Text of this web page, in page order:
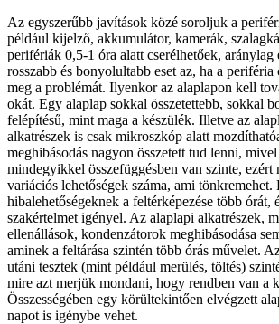
Az egyszerűbb javítások közé soroljuk a
például kijelző, akkumulátor, kamerák,
perifériák 0,5-1 óra alatt cserélhetőek, aránylag
rosszabb és bonyolultabb eset az, ha a periféria
meg a problémát. Ilyenkor az alaplapon kell
okát. Egy alaplap sokkal összetettebb, sokkal
felépítésű, mint maga a készülék. Illetve az
alkatrészek is csak mikroszkóp alatt
meghibásodás nagyon összetett tud lenni,
mindegyikkel összefüggésben van szinte, ezért
variációs lehetőségek száma, ami tönkremehet.
hibalehetőségeknek a feltérképezése több órát,
szakértelmet igényel. Az alaplapi alkatrészek,
ellenállások, kondenzátorok meghibásodása
aminek a feltárása szintén több órás művelet.
utáni tesztek (mint például merülés, töltés)
mire azt merjük mondani, hogy rendben van a
Összességében egy körültekintően elvégzett
napot is igénybe vehet.